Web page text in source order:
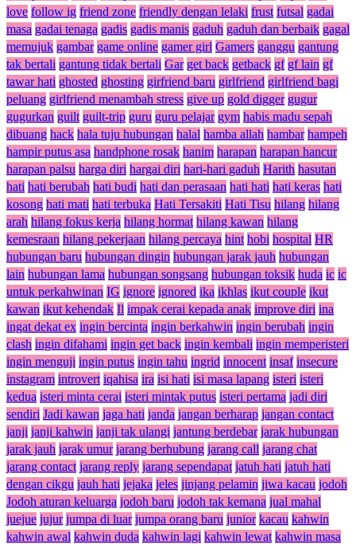
love follow ig friend zone friendly dengan lelaki frust futsal gadai
masa gadai tenaga gadis gadis manis gaduh gaduh dan berbaik gagal
memujuk gambar game online gamer girl Gamers ganggu gantung
tak bertali gantung tidak bertali Gar get back getback gf gf lain gf
tawar hati ghosted ghosting girfriend baru girlfriend girlfriend bagi
peluang girlfriend menambah stress give up gold digger gugur
gugurkan guilt guilt-trip guru guru pelajar gym habis madu sepah
dibuang hack hala tuju hubungan halal hamba allah hambar hampeh
hampir putus asa handphone rosak hanim harapan harapan hancur
harapan palsu harga diri hargai diri hari-hari gaduh Harith hasutan
hati hati berubah hati budi hati dan perasaan hati hati hati keras hati
kosong hati mati hati terbuka Hati Tersakiti Hati Tisu hilang hilang
arah hilang fokus kerja hilang hormat hilang kawan hilang
kemesraan hilang pekerjaan hilang percaya hint hobi hospital HR
hubungan baru hubungan dingin hubungan jarak jauh hubungan
lain hubungan lama hubungan songsang hubungan toksik huda ic ic
untuk perkahwinan IG ignore ignored ika ikhlas ikut couple ikut
kawan ikut kehendak Il impak cerai kepada anak improve diri ina
ingat dekat ex ingin bercinta ingin berkahwin ingin berubah ingin
clash ingin difahami ingin get back ingin kembali ingin memperisteri
ingin menguji ingin putus ingin tahu ingrid innocent insaf insecure
instagram introvert iqahisa ira isi hati isi masa lapang isteri isteri
kedua isteri minta cerai isteri mintak putus isteri pertama jadi diri
sendiri Jadi kawan jaga hati janda jangan berharap jangan contact
janji janji kahwin janji tak ulangi jantung berdebar jarak hubungan
jarak jauh jarak umur jarang berhubung jarang call jarang chat
jarang contact jarang reply jarang sependapat jatuh hati jatuh hati
dengan cikgu jauh hati jejaka jeles jinjang pelamin jiwa kacau jodoh
Jodoh aturan keluarga jodoh baru jodoh tak kemana jual mahal
juejue jujur jumpa di luar jumpa orang baru junior kacau kahwin
kahwin awal kahwin duda kahwin lagi kahwin lewat kahwin masa